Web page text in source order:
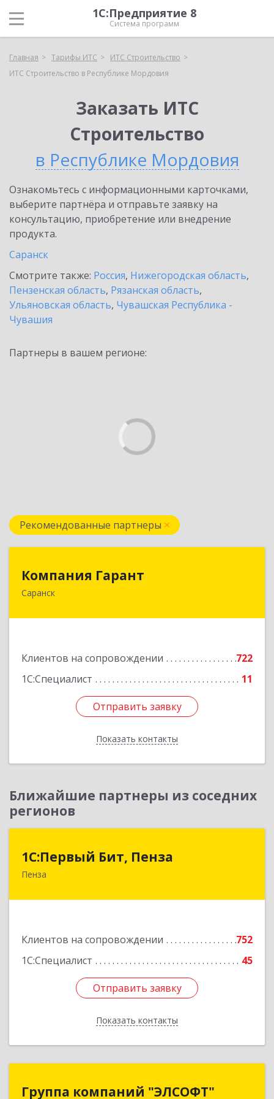
1С:Предприятие 8
Система программ
Главная Тарифы ИТС
ИТС Строительство
ИТС Строительство в Республике Мордовия
Заказать ИТС
Строительство
в Республике Мордовия
Ознакомьтесь с информационными карточками,
выберите партнёра и отправьте заявку на
консультацию, приобретение или внедрение
продукта.
Саранск
Смотрите также: Россия, Нижегородская область,
Пензенская область, Рязанская область,
Ульяновская область, Чувашская Республика -
Чувашия
Партнеры в вашем регионе:
Рекомендованные партнеры
Компания Гарант
Саранск
Клиентов на сопровождении
722
1С:Специалист
11
Отправить заявку
Показать контакты
Отправить заявку
Назад
Ближайшие партнеры из соседних
регионов
1С:Первый Бит, Пенза
Пенза
Клиентов на сопровождении
752
1С:Специалист
45
Отправить заявку
Показать контакты
440000, Пензенская обл, Пенза г, Московская
Отправить заявку
Назад
Группа компаний "ЭЛСОФТ"
Группа компаний "ЭЛСОФТ"